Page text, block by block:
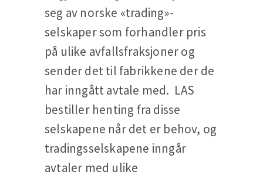
seg av norske «trading»-
selskaper som forhandler pris
på ulike avfallsfraksjoner og
sender det til fabrikkene der de
har inngått avtale med. LAS
bestiller henting fra disse
selskapene når det er behov, og
tradingsselskapene inngår
avtaler med ulike